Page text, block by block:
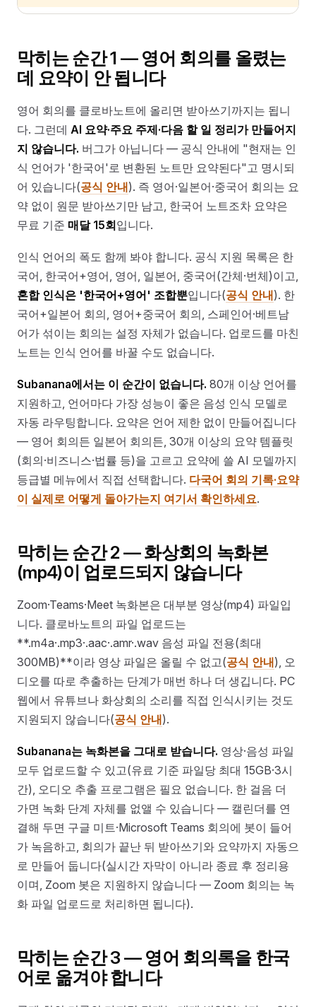
막히는 순간 1 — 영어 회의를 올렸는
데 요약이 안 됩니다
영어 회의를 클로바노트에 올리면 받아쓰기까지는 됩니
다. 그런데 AI 요약·주요 주제·다음 할 일 정리가 만들어지
지 않습니다. 버그가 아닙니다 — 공식 안내에 "현재는 인
식 언어가 '한국어'로 변환된 노트만 요약된다"고 명시되
어 있습니다(공식 안내). 즉 영어·일본어·중국어 회의는 요
약 없이 원문 받아쓰기만 남고, 한국어 노트조차 요약은
무료 기준 매달 15회입니다.
인식 언어의 폭도 함께 봐야 합니다. 공식 지원 목록은 한
국어, 한국어+영어, 영어, 일본어, 중국어(간체·번체)이고,
혼합 인식은 '한국어+영어' 조합뿐입니다(공식 안내). 한
국어+일본어 회의, 영어+중국어 회의, 스페인어·베트남
어가 섞이는 회의는 설정 자체가 없습니다. 업로드를 마친
노트는 인식 언어를 바꿀 수도 없습니다.
Subanana에서는 이 순간이 없습니다. 80개 이상 언어를
지원하고, 언어마다 가장 성능이 좋은 음성 인식 모델로
자동 라우팅합니다. 요약은 언어 제한 없이 만들어집니다
— 영어 회의든 일본어 회의든, 30개 이상의 요약 템플릿
(회의·비즈니스·법률 등)을 고르고 요약에 쓸 AI 모델까지
등급별 메뉴에서 직접 선택합니다. 다국어 회의 기록·요약
이 실제로 어떻게 돌아가는지 여기서 확인하세요.
막히는 순간 2 — 화상회의 녹화본
(mp4)이 업로드되지 않습니다
Zoom·Teams·Meet 녹화본은 대부분 영상(mp4) 파일입
니다. 클로바노트의 파일 업로드는
**.m4a·.mp3·.aac·.amr·.wav 음성 파일 전용(최대
300MB)**이라 영상 파일은 올릴 수 없고(공식 안내), 오
디오를 따로 추출하는 단계가 매번 하나 더 생깁니다. PC
웹에서 유튜브나 화상회의 소리를 직접 인식시키는 것도
지원되지 않습니다(공식 안내).
Subanana는 녹화본을 그대로 받습니다. 영상·음성 파일
모두 업로드할 수 있고(유료 기준 파일당 최대 15GB·3시
간), 오디오 추출 프로그램은 필요 없습니다. 한 걸음 더
가면 녹화 단계 자체를 없앨 수 있습니다 — 캘린더를 연
결해 두면 구글 미트·Microsoft Teams 회의에 봇이 들어
가 녹음하고, 회의가 끝난 뒤 받아쓰기와 요약까지 자동으
로 만들어 둡니다(실시간 자막이 아니라 종료 후 정리용
이며, Zoom 봇은 지원하지 않습니다 — Zoom 회의는 녹
화 파일 업로드로 처리하면 됩니다).
막히는 순간 3 — 영어 회의록을 한국
어로 옮겨야 합니다